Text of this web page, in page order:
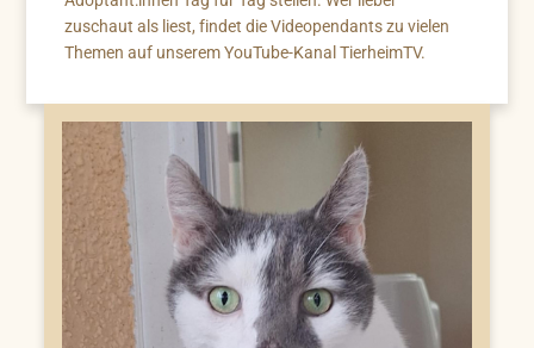
zuschaut als liest, findet die Videopendants zu vielen
Themen auf unserem YouTube-Kanal TierheimTV.